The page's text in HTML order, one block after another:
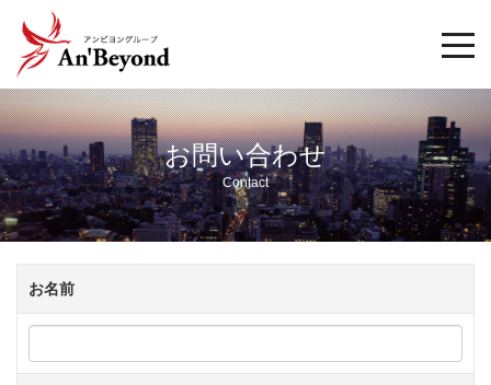
お問い合わせ
Contact
お名前